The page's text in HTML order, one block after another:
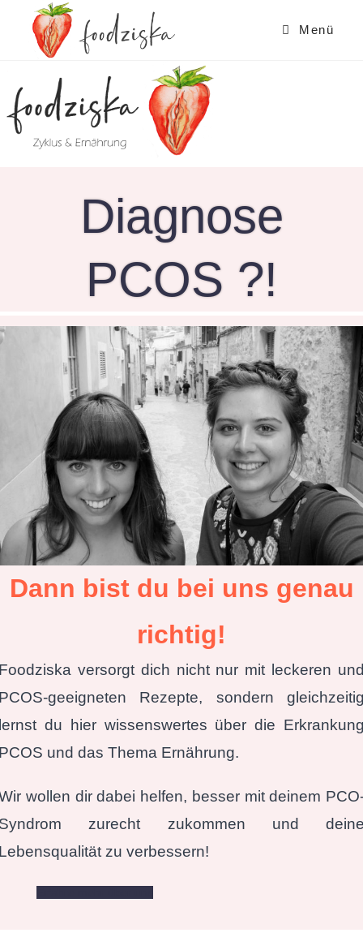
springen
Menü
Diagnose
PCOS ?!
Dann bist du bei uns genau
richtig!
versorgt dich nicht nur mit leckeren
geeigneten Rezepte, sondern
du hier wissenswertes über die
und das Thema Ernährung.
wollen dir dabei helfen, besser mit deinem
zurecht zukommen und
zu verbessern!